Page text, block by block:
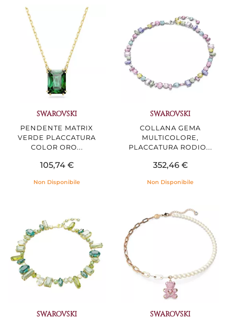
SWAROVSKI
PENDENTE MATRIX
VERDE PLACCATURA
COLOR ORO...
105,74 €
Non Disponibile
SWAROVSKI
COLLANA GEMA
MULTICOLORE,
PLACCATURA RODIO...
352,46 €
Non Disponibile
SWAROVSKI SWAROVSKI